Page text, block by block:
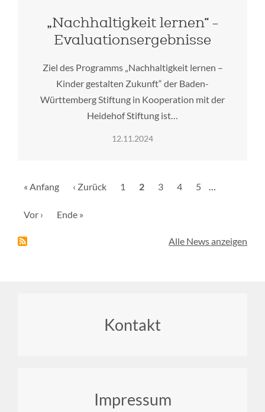
„Nachhaltigkeit lernen“ -
Evaluationsergebnisse
Ziel des Programms „Nachhaltigkeit lernen –
Kinder gestalten Zukunft“ der Baden-
Württemberg Stiftung in Kooperation mit der
Heidehof Stiftung ist…
12.11.2024
Erste
« Anfang
Vorherige
‹ Zurück Seite
1
Aktuelle
2 Seite
3 Seite
4 Seite
5 …
Nächste
Vor ›
Letzte
Ende »
Alle News anzeigen
Kontakt
Impressum